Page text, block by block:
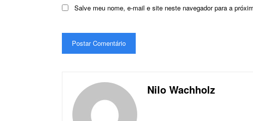
Salve meu nome, e-mail e site neste navegador para a
Nilo Wachholz